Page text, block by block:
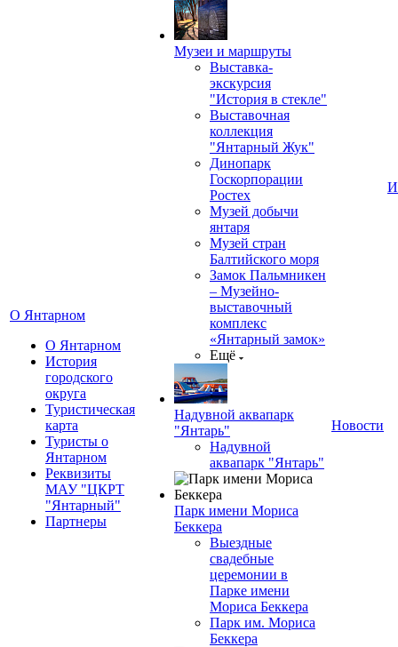
О Янтарном
О Янтарном
История
городского
округа
Туристическая
карта
Туристы о
Янтарном
Реквизиты
МАУ "ЦКРТ
"Янтарный"
Партнеры
Музеи и маршруты
Выставка-
экскурсия
"История в стекле"
Выставочная
коллекция
"Янтарный Жук"
Динопарк
Госкорпорации
Ростех
Музей добычи
янтаря
Музей стран
Балтийского моря
Замок Пальмникен
– Музейно-
выставочный
комплекс
«Янтарный замок»
Ещё
Надувной аквапарк
"Янтарь"
Надувной
аквапарк "Янтарь"
Парк имени Мориса
Беккера
Выездные
свадебные
церемонии в
Парке имени
Мориса Беккера
Парк им. Мориса
Беккера
Новости